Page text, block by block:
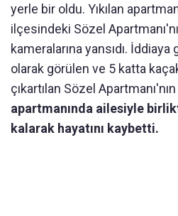
yerle bir oldu. Yıkılan
ilçesindeki Sözel
kameralarına yansıdı. İddiaya
olarak görülen ve 5 katta
çıkartılan Sözel
apartmanında ailesiyle
kalarak hayatını kaybetti.